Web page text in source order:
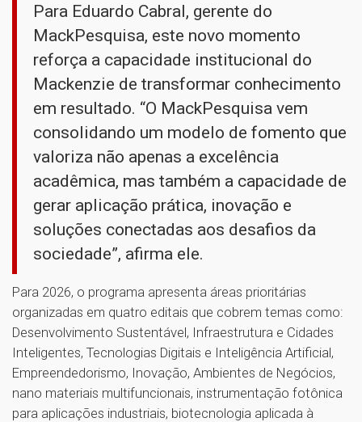
Para Eduardo Cabral, gerente do
MackPesquisa, este novo momento
reforça a capacidade institucional do
Mackenzie de transformar conhecimento
em resultado. “O MackPesquisa vem
consolidando um modelo de fomento que
valoriza não apenas a excelência
acadêmica, mas também a capacidade de
gerar aplicação prática, inovação e
soluções conectadas aos desafios da
sociedade”, afirma ele.
Para 2026, o programa apresenta áreas prioritárias
organizadas em quatro editais que cobrem temas como:
Desenvolvimento Sustentável, Infraestrutura e Cidades
Inteligentes, Tecnologias Digitais e Inteligência Artificial,
Empreendedorismo, Inovação, Ambientes de Negócios,
nano materiais multifuncionais, instrumentação fotônica
para aplicações industriais, biotecnologia aplicada à